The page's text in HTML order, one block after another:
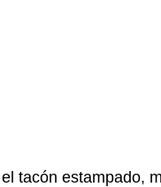
tacón estampado,